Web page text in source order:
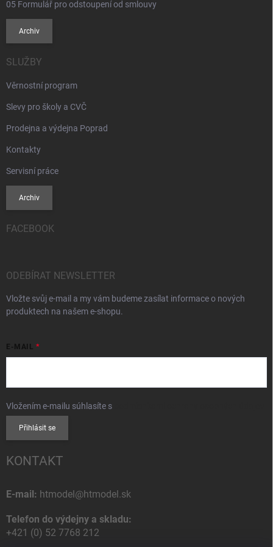
05 Formulář pro odstoupení od smlouvy
Archiv
SLUŽBY
Věrnostní program
Slevy pro školy a CVČ
Prodejna a výdejna Poprad
Kontakty
Servisní práce
Archiv
FACEBOOK
ODEBÍRAT NEWSLETTER
Vložte svůj e-mail a my vám budeme zasílat informace o nových
produktech na našem e-shopu.
E-MAIL
Vložením e-mailu súhlasíte s
Přihlásit se
KONTAKT
E-mail: htmodel@htmodel.sk
Telefon do výdejny a skladu:
+421 (0) 52 7768 212